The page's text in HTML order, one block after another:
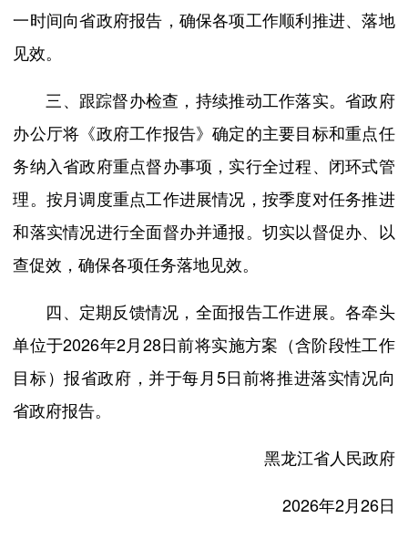
一时间向省政府报告，确保各项工作顺利推进、落地
见效。
三、跟踪督办检查，持续推动工作落实。省政府
办公厅将《政府工作报告》确定的主要目标和重点任
务纳入省政府重点督办事项，实行全过程、闭环式管
理。按月调度重点工作进展情况，按季度对任务推进
和落实情况进行全面督办并通报。切实以督促办、以
查促效，确保各项任务落地见效。
四、定期反馈情况，全面报告工作进展。各牵头
单位于2026年2月28日前将实施方案（含阶段性工作
目标）报省政府，并于每月5日前将推进落实情况向
省政府报告。
黑龙江省人民政府
2026年2月26日